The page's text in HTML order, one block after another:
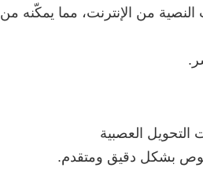
من الإنترنت، مما يمكّنه من
التحويل العصبية